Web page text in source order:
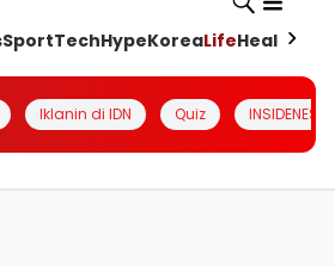
SportTechHypeKoreaLifeHealth
Iklanin di IDN Quiz INSIDENESIA